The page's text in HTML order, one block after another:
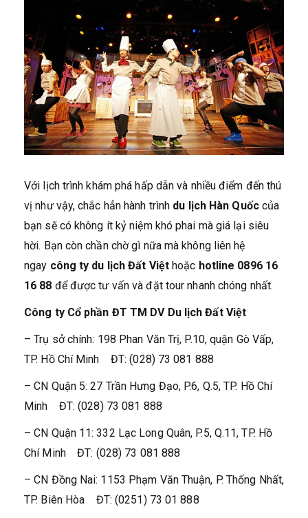
Với lịch trình khám phá hấp dẫn và nhiều điểm đến thú
vị như vậy, chắc hẳn hành trình du lịch Hàn Quốccủa
bạn sẽ có không ít kỷ niệm khó phai mà giá lại siêu
hời. Bạn còn chần chờ gì nữa mà không liên hệ
ngay công ty du lịch Đất Việthoặc hotline 0896 16
16 88 để được tư vấn và đặt tour nhanh chóng nhất.
Công ty Cổ phần ĐT TM DV Du lịch Đất Việt
– Trụ sở chính: 198 Phan Văn Trị, P.10, quận Gò Vấp,
TP. Hồ Chí Minh ĐT: (028) 73 081 888
– CN Quận 5: 27 Trần Hưng Đạo, P.6, Q.5, TP. Hồ Chí
Minh ĐT: (028) 73 081 888
– CN Quận 11: 332 Lạc Long Quân, P.5, Q.11, TP. Hồ
Chí Minh ĐT: (028) 73 081 888
– CN Đồng Nai: 1153 Phạm Văn Thuận, P. Thống Nhất,
TP. Biên Hòa ĐT: (0251) 73 01 888